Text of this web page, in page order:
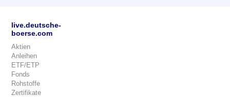
live.deutsche-
boerse.com
Aktien
Anleihen
ETF/ETP
Fonds
Rohstoffe
Zertifikate